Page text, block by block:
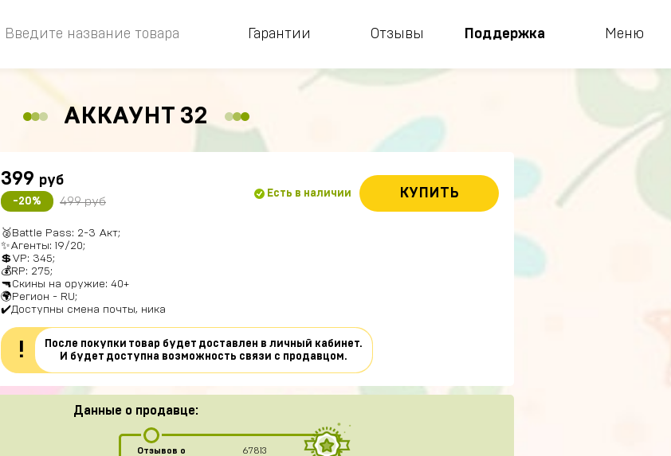
Гарантии Отзывы Поддержка Меню
АККАУНТ 32
399 руб
-20% 499 руб
Есть в наличии КУПИТЬ
🥈Battle Pass: 2-3 Акт;
✨Агенты: 19/20;
💲VP: 345;
💰RP: 275;
🔫Скины на оружие: 40+
🌍Регион - RU;
✔️Доступны смена почты, ника
!
После покупки товар будет доставлен в личный кабинет.
И будет доступна возможность связи с продавцом.
Данные о продавце:
Отзывов о
67813